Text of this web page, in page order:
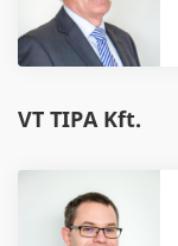
VT TIPA Kft.